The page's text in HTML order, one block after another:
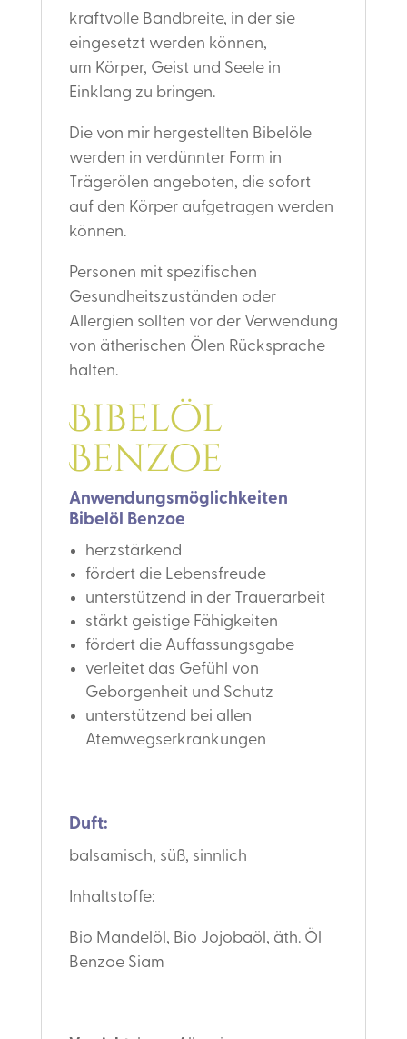
kraftvolle Bandbreite, in der sie
eingesetzt werden können,
um Körper, Geist und Seele in
Einklang zu bringen.
Die von mir hergestellten Bibelöle
werden in verdünnter Form in
Trägerölen angeboten, die sofort
auf den Körper aufgetragen werden
können.
Personen mit spezifischen
Gesundheitszuständen oder
Allergien sollten vor der Verwendung
von ätherischen Ölen Rücksprache
halten.
Bibelöl
Benzoe
Anwendungsmöglichkeiten
Bibelöl Benzoe
herzstärkend
fördert die Lebensfreude
unterstützend in der Trauerarbeit
stärkt geistige Fähigkeiten
fördert die Auffassungsgabe
verleitet das Gefühl von
Geborgenheit und Schutz
unterstützend bei allen
Atemwegserkrankungen
Duft:
balsamisch, süß, sinnlich
Inhaltstoffe:
Bio Mandelöl, Bio Jojobaöl, äth. Öl
Benzoe Siam